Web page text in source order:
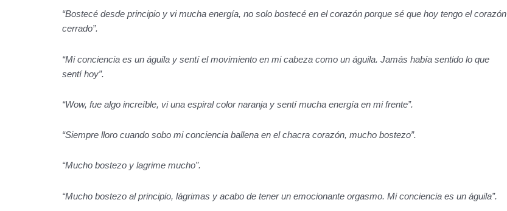
“Bostecé desde principio y vi mucha energía, no solo bostecé en el corazón porque sé que hoy tengo el corazón
cerrado”.
“Mi conciencia es un águila y sentí el movimiento en mi cabeza como un águila. Jamás había sentido lo que
sentí hoy”.
“Wow, fue algo increíble, vi una espiral color naranja y sentí mucha energía en mi frente”.
“Siempre lloro cuando sobo mi conciencia ballena en el chacra corazón, mucho bostezo”.
“Mucho bostezo y lagrime mucho”.
“Mucho bostezo al principio, lágrimas y acabo de tener un emocionante orgasmo. Mi conciencia es un águila”.